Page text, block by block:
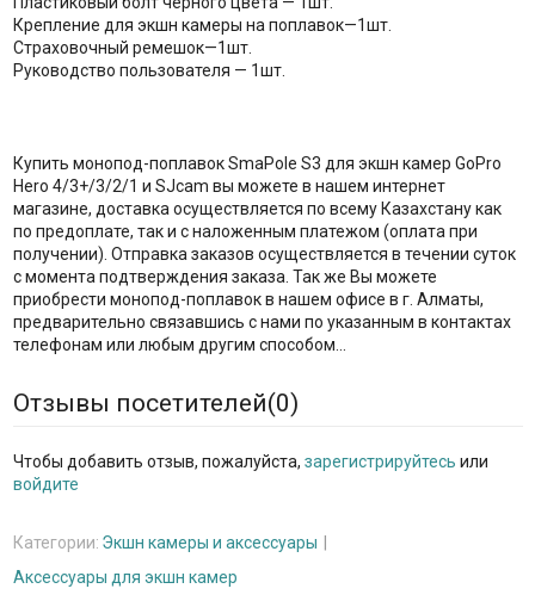
Крепление для экшн камеры на поплавок—1шт.
Страховочный ремешок—1шт.
Руководство пользователя — 1шт.
Купить монопод-поплавок SmaPole S3 для экшн камер GoPro
Hero 4/3+/3/2/1 и SJcam вы можете в нашем интернет
магазине, доставка осуществляется по всему Казахстану как
по предоплате, так и с наложенным платежом (оплата при
получении). Отправка заказов осуществляется в течении суток
с момента подтверждения заказа. Так же Вы можете
приобрести монопод-поплавок в нашем офисе в г. Алматы,
предварительно связавшись с нами по указанным в контактах
телефонам или любым другим способом...
Отзывы посетителей(0)
Чтобы добавить отзыв, пожалуйста, зарегистрируйтесь или
войдите
Категории: Экшн камеры и аксессуары
Аксессуары для экшн камер